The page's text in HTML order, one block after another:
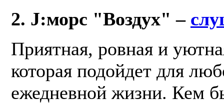
2. J:морс "Воздух" –
Приятная, ровная и
которая подойдет для
ежедневной жизни. Кем